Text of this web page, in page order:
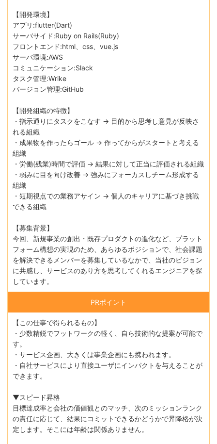
【開発環境】
アプリ:flutter(Dart)
サーバサイド:Ruby on Rails(Ruby)
フロントエンド:html、css、vue.js
サーバ環境:AWS
コミュニケーション:Slack
タスク管理:Wrike
バージョン管理:GitHub
【開発組織の特徴】
・指示通りにタスクをこなす → 目的から思考し意見が反映さ
れる組織
・成果物を作ったらゴール → 作ってからがスタートと考える
組織
・労働(残業)時間で評価 → 結果に対して正当に評価される組織
・弱みに目を向け改善 → 強みにフォーカスしチーム形成する
組織
・短期視点での業務アサイン → 個人のキャリアに基づき挑戦
できる組織
【募集背景】
今回、新規事業の創出・既存プロダクトの進化など、プラット
フォーム構想の実現のため、あらゆるポジションで、社会課題
を解決できるメンバーを募集しているなかで、当社のビジョン
に共感し、サービスのあり方を思考してくれるエンジニアを探
しています。
PRポイント
【この仕事で得られるもの】
・少数精鋭でフットワークの軽く、自ら技術的な提案が可能で
す。
・サービス企画、大きくは事業企画にも携われます。
・自社サービスにより直接ユーザにインパクトを与えることが
できます。
▼スピード昇格
目標達成率と会社の価値観とのマッチ、次のミッションランク
の責任に応じて、結果にコミットできるかどうかで昇降格が決
定します。そこには年齢は関係ありません。